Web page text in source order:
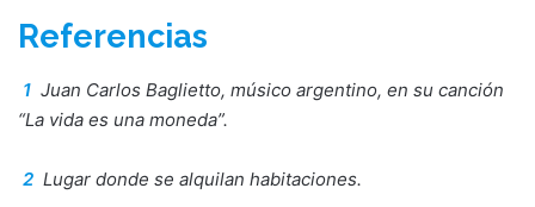
Referencias
1 Juan Carlos Baglietto, músico argentino, en su canción
“La vida es una moneda”.
2 Lugar donde se alquilan habitaciones.